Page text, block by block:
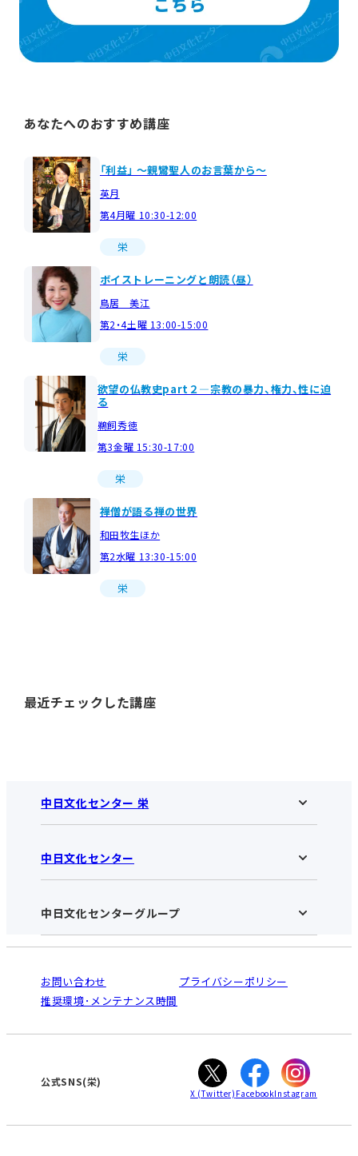
あなたへのおすすめ講座
「利益」 ～親鸞聖人のお言葉から～
英月
第4月曜 10:30-12:00
栄
ボイストレーニングと朗読（昼）
鳥居 美江
第2・4土曜 13:00-15:00
栄
欲望の仏教史part２―宗教の暴力、権力、性に迫
る
鵜飼秀徳
第3金曜 15:30-17:00
栄
禅僧が語る禅の世界
和田牧生ほか
第2水曜 13:30-15:00
栄
最近チェックした講座
中日文化センター 栄
中日文化センター 栄HOME
お知らせ
アクセス･営業時間
お申し込みの流れ
入会と受講のご案内
中日文化センター
中日文化センターHOME
中日文化センターとは
受講規約・会員特典
ご利用ガイド
オンライン講座受講の手順
WEBサイトのよくある質問
中日文化センターグループ
南大高
犬山
高蔵寺
大垣
津
お問い合わせ
プライバシーポリシー
推奨環境･メンテナンス時間
公式SNS(栄)
X (Twitter) FacebookInstagram